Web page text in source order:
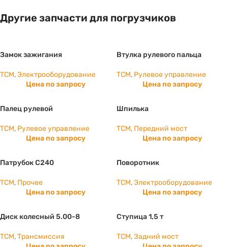
Другие запчасти для погрузчиков
Замок зажигания
TCM,Электрооборудование
Цена по запросу
Втулка рулевого пальца
TCM, Рулевое управление
Цена по запросу
Палец рулевой
TCM, Рулевое управление
Цена по запросу
Шпилька
TCM, Передний мост
Цена по запросу
Патрубок С240
TCM, Прочее
Цена по запросу
Поворотник
TCM,Электрооборудование
Цена по запросу
Диск колесный 5.00-8
TCM,Трансмиссия
Ступица 1,5 т
TCM,Задний мост